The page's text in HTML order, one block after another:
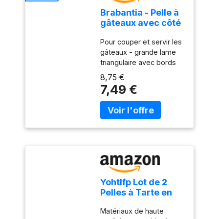
PIED : sa hauteur met
joliment en valeur les
mets. Un accent déco
idéal pour apéritifs,
fromages et réceptions.
Un service convivial
Brabantia - Pelle à
gâteaux avec côté
Green
Pour couper et servir les
gâteaux - grande lame
triangulaire avec bords
dentelés Bords
tranchants des deux
côtés. Convient aux
droitiers et aux gauchers
Facile à ranger - avec
résiste au lave-vaisselle
8,75 €
7,49 €
Yohtlfp Lot de 2
Pelles à Tarte en
Pelle à Gâteau
Matériaux de haute